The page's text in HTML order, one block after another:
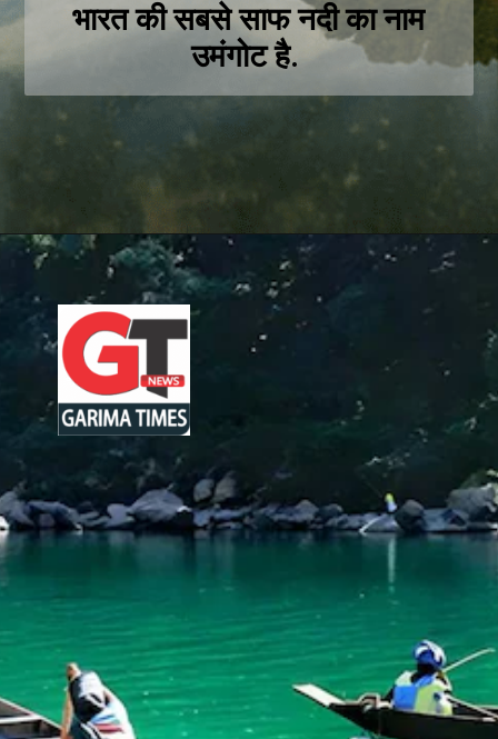
भारत की सबसे साफ नदी का नाम
उमंगोट है.